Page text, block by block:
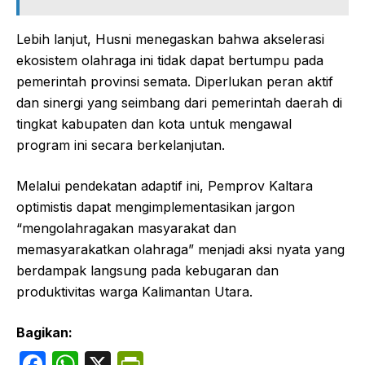
Lebih lanjut, Husni menegaskan bahwa akselerasi
ekosistem olahraga ini tidak dapat bertumpu pada
pemerintah provinsi semata. Diperlukan peran aktif
dan sinergi yang seimbang dari pemerintah daerah di
tingkat kabupaten dan kota untuk mengawal
program ini secara berkelanjutan.
Melalui pendekatan adaptif ini, Pemprov Kaltara
optimistis dapat mengimplementasikan jargon
“mengolahragakan masyarakat dan
memasyarakatkan olahraga” menjadi aksi nyata yang
berdampak langsung pada kebugaran dan
produktivitas warga Kalimantan Utara.
Bagikan: